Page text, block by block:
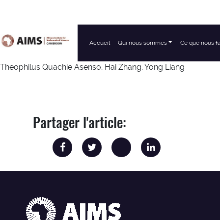
Navigation principale
Accueil Qui nous sommes Ce que nous
Theophilus Quachie Asenso, Hai Zhang, Yong Liang
Partager l'article: